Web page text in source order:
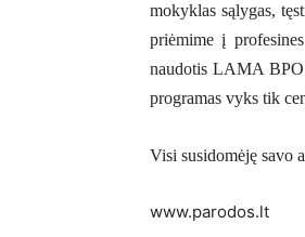
mokyklas sąlygas,
priėmime į
naudotis LAMA BPO
programas vyks tik
Visi susidomėję savo
www.parodos.lt